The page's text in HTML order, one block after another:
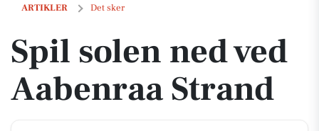
ARTIKLER Det sker
Spil solen ned ved Aabenraa Strand
Spil solen ned ved
Aabenraa Strand